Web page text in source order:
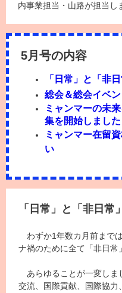
内事業担当・山路が担当し
5月号の内容
「日常」と「非
総会＆総会イベ
ミャンマーの未
集を開始しました
ミャンマー在留
い
「日常」と「非日常
わずか1年数カ月前まで
ナ禍のために全て 「非日常 」
あらゆることが一変しま
交流、国際貢献、国際協力